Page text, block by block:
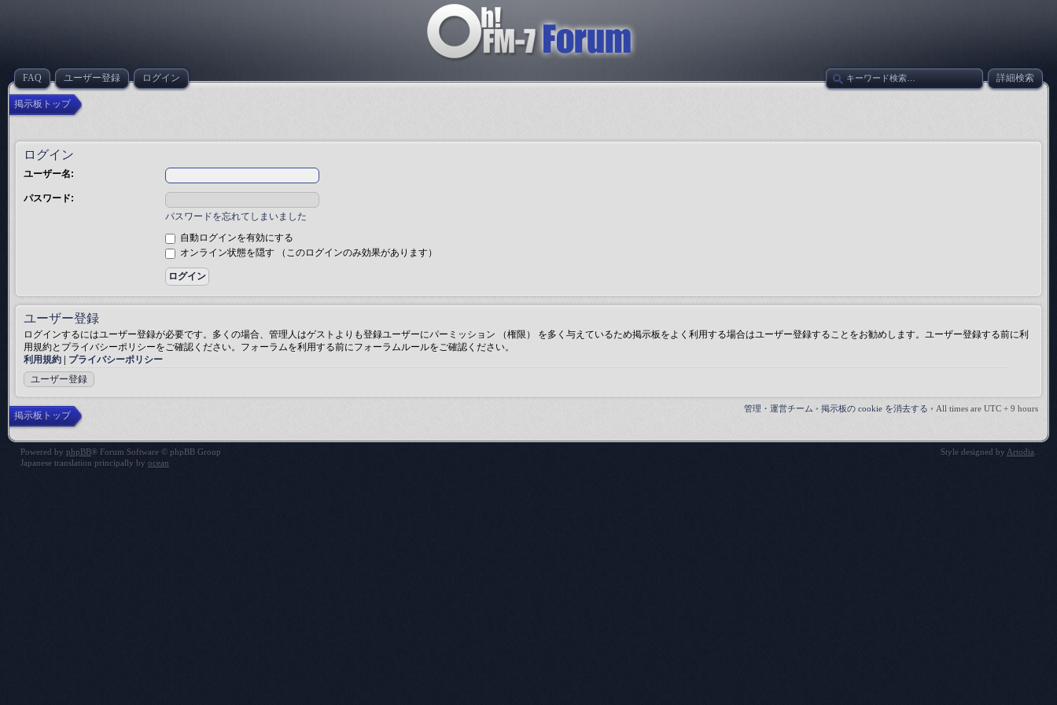
FAQ ユーザー登録 ログイン 詳細検索
掲示板トップ
ログイン
ユーザー名:
パスワード:
パスワードを忘れてしまいました
自動ログインを有効にする
オンライン状態を隠す （このログインのみ効果があります）
ユーザー登録
ログインするにはユーザー登録が必要です。多くの場合、管理人はゲストよりも登録ユーザーにパーミッション （権限） を多く与えているため掲示板をよく利用する場合はユーザー登録することをお勧めします。ユーザー登録する前に利
用規約とプライバシーポリシーをご確認ください。フォーラムを利用する前にフォーラムルールをご確認ください。
利用規約
プライバシーポリシー
ユーザー登録
管理・運営チーム • 掲示板の cookie を消去する • All times are UTC + 9 hours
掲示板トップ
Powered by phpBB® Forum Software © phpBB Group
Japanese translation principally by ocean
Style designed by Artodia